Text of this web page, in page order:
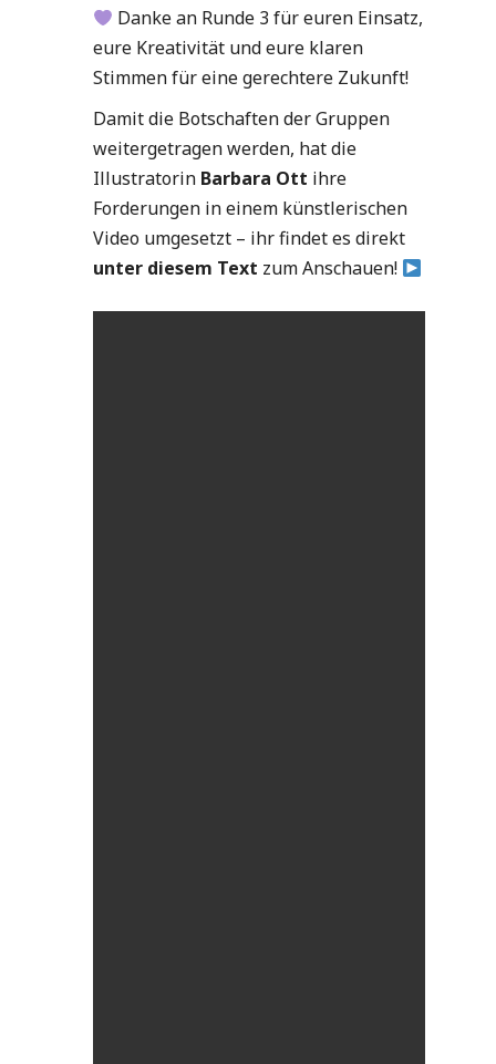
Danke an Runde 3 für euren Einsatz,
eure Kreativität und eure klaren
Stimmen für eine gerechtere Zukunft!
Damit die Botschaften der Gruppen
weitergetragen werden, hat die
Illustratorin Barbara Ott ihre
Forderungen in einem künstlerischen
Video umgesetzt – ihr findet es direkt
unter diesem Text zum Anschauen!